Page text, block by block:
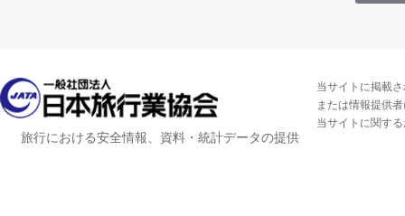
旅行における安全情報、資料・統計データの提供
当サイトに掲載
または情報提供
当サイトに関す